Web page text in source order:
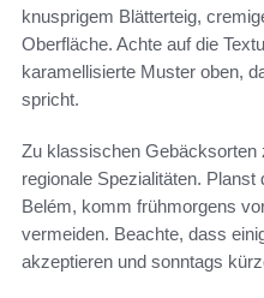
knusprigem Blätterteig,
Oberfläche. Achte auf die
karamellisierte Muster oben,
spricht.
Zu klassischen Gebäcksorten
regionale Spezialitäten.
Belém, komm frühmorgens
vermeiden. Beachte, dass
akzeptieren und sonntags